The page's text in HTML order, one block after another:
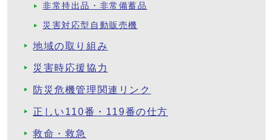
非常持出品・非常備蓄品
災害対応型自動販売機
地域の取り組み
災害時応援協力
防災危機管理関連リンク
正しい110番・119番の仕方
救命・救急